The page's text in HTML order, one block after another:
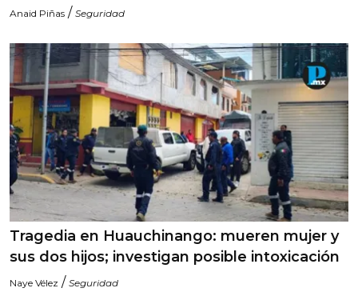
Anaid Piñas / Seguridad
Tragedia en Huauchinango: mueren mujer y
sus dos hijos; investigan posible intoxicación
Naye Vélez / Seguridad